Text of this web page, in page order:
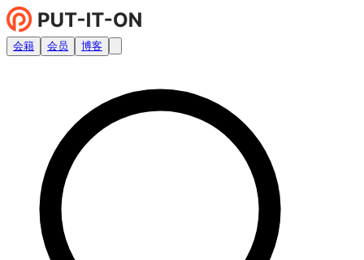
会籍 会员 博客